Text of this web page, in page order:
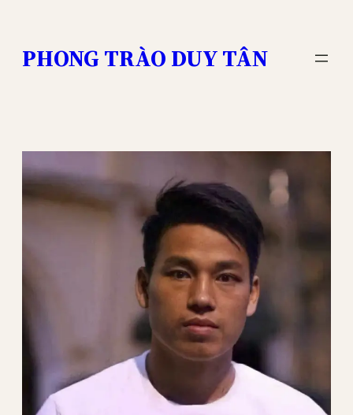
content
PHONG TRÀO DUY TÂN